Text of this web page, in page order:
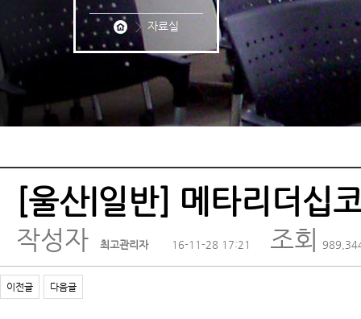
자료실
[울산|일반] 메타리더십
작성자 최고관리자 16-11-28 17:21 조회
이전글 다음글